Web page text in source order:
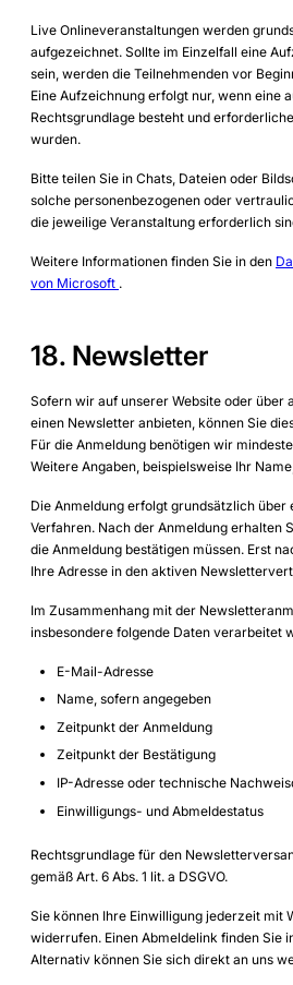
Live Onlineveranstaltungen werden
aufgezeichnet. Sollte im Einzelfall eine
sein, werden die Teilnehmenden vor
Eine Aufzeichnung erfolgt nur, wenn eine
Rechtsgrundlage besteht und
wurden.
Bitte teilen Sie in Chats, Dateien oder
solche personenbezogenen oder
die jeweilige Veranstaltung erforderlich
Weitere Informationen finden Sie in den
von Microsoft .
18. Newsletter
Sofern wir auf unserer Website oder über
einen Newsletter anbieten, können Sie
Für die Anmeldung benötigen wir
Weitere Angaben, beispielsweise Ihr
Die Anmeldung erfolgt grundsätzlich über
Verfahren. Nach der Anmeldung erhalten
die Anmeldung bestätigen müssen. Erst
Ihre Adresse in den aktiven
Im Zusammenhang mit der
insbesondere folgende Daten verarbeitet
E-Mail-Adresse
Name, sofern angegeben
Zeitpunkt der Anmeldung
Zeitpunkt der Bestätigung
IP-Adresse oder technische
Einwilligungs- und Abmeldestatus
Rechtsgrundlage für den
gemäß Art. 6 Abs. 1 lit. a DSGVO.
Sie können Ihre Einwilligung jederzeit mit
widerrufen. Einen Abmeldelink finden Sie
Alternativ können Sie sich direkt an uns